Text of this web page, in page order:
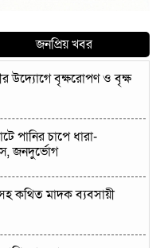
জনপ্রিয় খবর
উদ্যোগে বৃক্ষরোপণ ও বৃক্ষ
পানির চাপে ধারা-
জনদুর্ভোগ
কথিত মাদক ব্যবসায়ী